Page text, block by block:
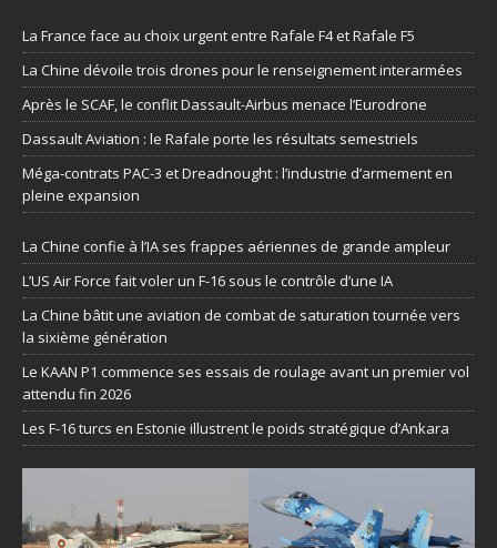
La France face au choix urgent entre Rafale F4 et Rafale F5
La Chine dévoile trois drones pour le renseignement interarmées
Après le SCAF, le conflit Dassault-Airbus menace l’Eurodrone
Dassault Aviation : le Rafale porte les résultats semestriels
Méga-contrats PAC-3 et Dreadnought : l’industrie d’armement en
pleine expansion
La Chine confie à l’IA ses frappes aériennes de grande ampleur
L’US Air Force fait voler un F-16 sous le contrôle d’une IA
La Chine bâtit une aviation de combat de saturation tournée vers
la sixième génération
Le KAAN P1 commence ses essais de roulage avant un premier vol
attendu fin 2026
Les F-16 turcs en Estonie illustrent le poids stratégique d’Ankara